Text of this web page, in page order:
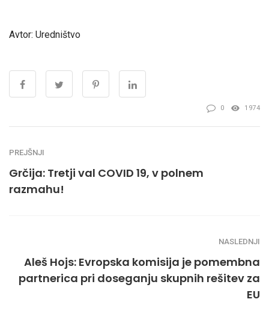
Avtor: Uredništvo
0 1974
PREJŠNJI
Grčija: Tretji val COVID 19, v polnem
razmahu!
NASLEDNJI
Aleš Hojs: Evropska komisija je pomembna
partnerica pri doseganju skupnih rešitev za
EU